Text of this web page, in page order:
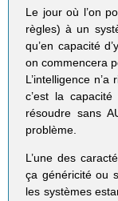
Le jour où l’on
règles) à un
qu’en capacité
on commencera
L’intelligence
c’est la
résoudre sans
problème.
L’une des
ça généricité ou
les systèmes